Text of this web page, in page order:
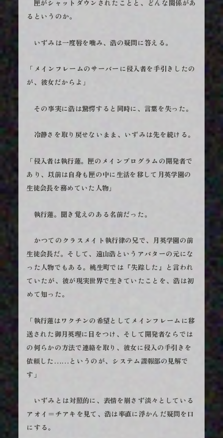
匣がシャットダウンされたことと、どんな関係があ
るというのか。
いずみは一度唇を噛み、浩の疑問に答える。
「メインフレームのサーバーに侵入者を手引きしたの
が、彼女だからよ」
その事実に浩は驚愕すると同時に、言葉を失った。
冷静さを取り戻せないまま、いずみは先を続ける。
「侵入者は執行蓮。匣のメインプログラムの開発者で
あり、以前は自身も匣の中に生活を移して月英学園の
生徒会長を務めていた人物」
執行蓮。聞き覚えのある名前だった。
かつてのクラスメイト執行律の兄で、月英学園の前
生徒会長だ。そして、遠山浩というアバターの元にな
った人物でもある。桃生町では『失踪した』と言われ
ていたが、彼が現実世界で生きていたことを、浩は初
めて知った。
「執行蓮はワクチンの希望としてメインフレームに移
送された御月英理に目をつけ、そして開発者ならでは
の何らかの方法で連絡を取り、彼女に侵入の手引きを
依頼した……というのが、システム諜報部の見解で
す」
いずみとは対照的に、表情を崩さず淡々としている
アオイ＝チアキを見て、浩は率直に浮かんだ疑問を口
にする。